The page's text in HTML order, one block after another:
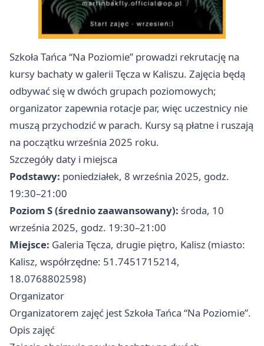
Szkoła Tańca “Na Poziomie” prowadzi rekrutację na
kursy bachaty w galerii Tęcza w Kaliszu. Zajęcia będą
odbywać się w dwóch grupach poziomowych;
organizator zapewnia rotacje par, więc uczestnicy nie
muszą przychodzić w parach. Kursy są płatne i ruszają
na początku września 2025 roku.
Szczegóły daty i miejsca
Podstawy: poniedziałek, 8 września 2025, godz.
19:30–21:00
Poziom S (średnio zaawansowany): środa, 10
września 2025, godz. 19:30–21:00
Miejsce: Galeria Tęcza, drugie piętro, Kalisz (miasto:
Kalisz, współrzędne: 51.7451715214,
18.0768802598)
Organizator
Organizatorem zajęć jest Szkoła Tańca “Na Poziomie”.
Opis zajęć